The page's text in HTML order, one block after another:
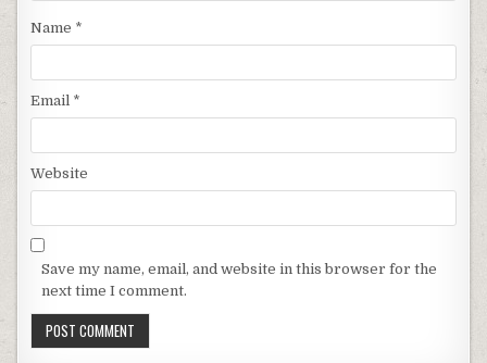
Name *
Email *
Website
Save my name, email, and website in this browser for the
next time I comment.